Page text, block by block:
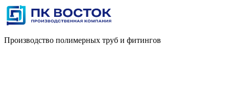
Производство полимерных труб и фитингов